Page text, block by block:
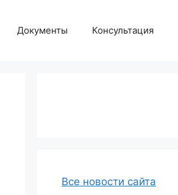
Документы Консультация
Все новости сайта